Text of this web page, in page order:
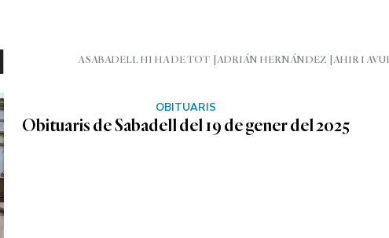
A SABADELL HI HA DE TOT ADRIÁN HERNÁNDEZ AHIR I AVUI
OBITUARIS
Obituaris de Sabadell del 19 de gener del 2025